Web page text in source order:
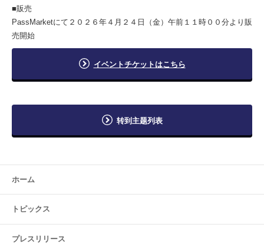
■販売
PassMarketにて２０２６年４月２４日（金）午前１１時００分より販
売開始
イベントチケットはこちら
转到主题列表
ホーム
トピックス
プレスリリース